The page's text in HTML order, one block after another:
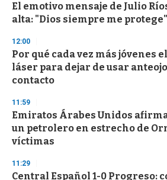
El emotivo mensaje de Julio
alta: "Dios siempre me protege"
12:00
Por qué cada vez más jóvenes
láser para dejar de usar
contacto
11:59
Emiratos Árabes Unidos
un petrolero en estrecho de
víctimas
11:29
Central Español 1-0 Progreso: